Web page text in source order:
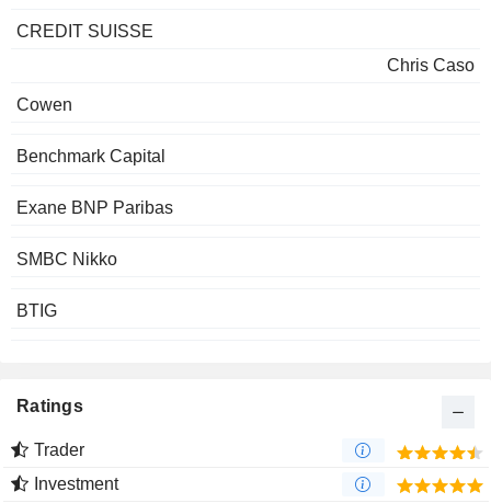
CREDIT SUISSE
Chris Caso
Cowen
Benchmark Capital
Exane BNP Paribas
SMBC Nikko
BTIG
Ratings
Trader
Investment